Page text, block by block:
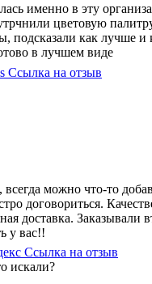
именно в эту
цветовую
подсказали как лучше и
в лучшем виде
Ссылка на отзыв
можно что-то
договориться.
доставка. Заказывали
у вас!!
Ссылка на отзыв
искали?